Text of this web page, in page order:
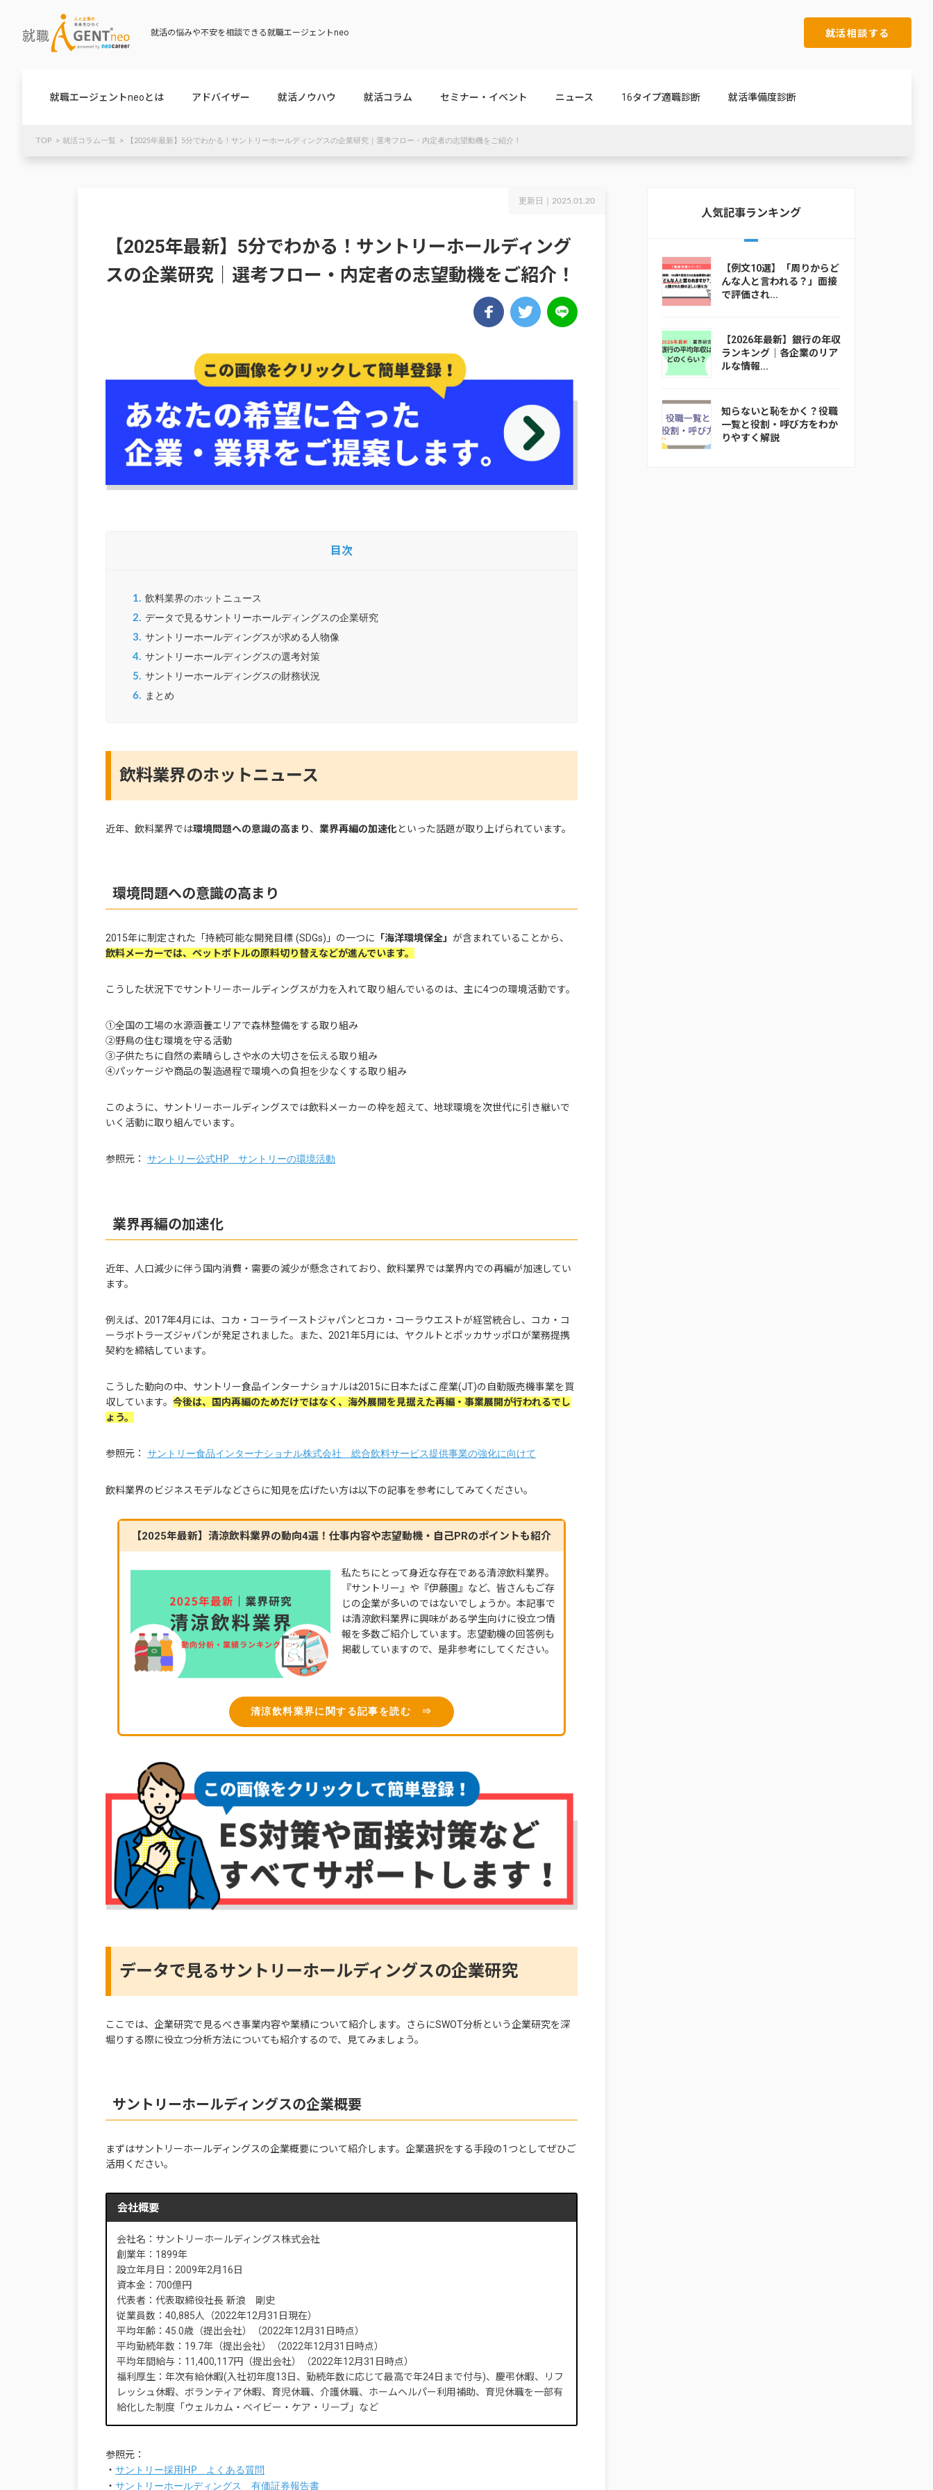
就活の悩みや不安を相談できる就職エージェントneo 就活相談する
就職エージェントneoとは アドバイザー 就活ノウハウ 就活コラム セミナー・イベント ニュース 16タイプ適職診断 就活準備度診断
TOP 就活コラム一覧 【2025年最新】5分でわかる！サントリーホールディングスの企業研究｜選考フロー・内定者の志望動機をご紹介！
更新日｜ 2025.01.20
【2025年最新】5分でわかる！サントリーホールディング
スの企業研究｜選考フロー・内定者の志望動機をご紹介！
目次
1. 飲料業界のホットニュース
2. データで見るサントリーホールディングスの企業研究
3. サントリーホールディングスが求める人物像
4. サントリーホールディングスの選考対策
5. サントリーホールディングスの財務状況
6. まとめ
飲料業界のホットニュース
近年、飲料業界では環境問題への意識の高まり、 業界再編の加速化といった話題が取り上げられています。
環境問題への意識の高まり
2015年に制定された「持続可能な開発目標 (SDGs)」の一つに 「海洋環境保全」 が含まれていることから、
飲料メーカーでは、ペットボトルの原料切り替えなどが進んでいます。
こうした状況下でサントリーホールディングスが力を入れて取り組んでいるのは、主に4つの環境活動です。
①全国の工場の水源涵養エリアで森林整備をする取り組み
②野鳥の住む環境を守る活動
③子供たちに自然の素晴らしさや水の大切さを伝える取り組み
④パッケージや商品の製造過程で環境への負担を少なくする取り組み
このように、サントリーホールディングスでは飲料メーカーの枠を超えて、地球環境を次世代に引き継いで
いく活動に取り組んでいます。
参照元： サントリー公式HP サントリーの環境活動
業界再編の加速化
近年、人口減少に伴う国内消費・需要の減少が懸念されており、飲料業界では業界内での再編が加速してい
ます。
例えば、2017年4月には、コカ・コーライーストジャパンとコカ・コーラウエストが経営統合し、コカ・コ
ーラボトラーズジャパンが発足されました。また、2021年5月には、ヤクルトとポッカサッポロが業務提携
契約を締結しています。
こうした動向の中、サントリー食品インターナショナルは2015に日本たばこ産業(JT)の自動販売機事業を買
収しています。 今後は、国内再編のためだけではなく、海外展開を見据えた再編・事業展開が行われるでし
ょう。
参照元： サントリー食品インターナショナル株式会社 総合飲料サービス提供事業の強化に向けて
飲料業界のビジネスモデルなどさらに知見を広げたい方は以下の記事を参考にしてみてください。
【2025年最新】清涼飲料業界の動向4選！仕事内容や志望動機・自己PRのポイントも紹介
私たちにとって身近な存在である清涼飲料業界。
『サントリー』や『伊藤園』など、皆さんもご存
じの企業が多いのではないでしょうか。本記事で
は清涼飲料業界に興味がある学生向けに役立つ情
報を多数ご紹介しています。志望動機の回答例も
掲載していますので、是非参考にしてください。
清涼飲料業界に関する記事を読む ⇒
データで見るサントリーホールディングスの企業研究
ここでは、企業研究で見るべき事業内容や業績について紹介します。さらにSWOT分析という企業研究を深
堀りする際に役立つ分析方法についても紹介するので、見てみましょう。
サントリーホールディングスの企業概要
まずはサントリーホールディングスの企業概要について紹介します。企業選択をする手段の1つとしてぜひご
活用ください。
会社概要
会社名：サントリーホールディングス株式会社
創業年：1899年
設立年月日：2009年2月16日
資本金：700億円
代表者：代表取締役社長 新浪 剛史
従業員数：40,885人（2022年12月31日現在）
平均年齢：45.0歳（提出会社）（2022年12月31日時点）
平均勤続年数：19.7年（提出会社）（2022年12月31日時点）
平均年間給与：11,400,117円（提出会社）（2022年12月31日時点）
福利厚生：年次有給休暇(入社初年度13日、勤続年数に応じて最高で年24日まで付与)、慶弔休暇、リフ
レッシュ休暇、ボランティア休暇、育児休職、介護休職、ホームヘルパー利用補助、育児休職を一部有
給化した制度「ウェルカム・ベイビー・ケア・リーブ」など
参照元：
・ サントリー採用HP よくある質問
・ サントリーホールディングス 有価証券報告書
人気記事ランキング
【例文10選】「周りからど
んな人と言われる？」面接
で評価され...
【2026年最新】銀行の年収
ランキング｜各企業のリア
ルな情報...
知らないと恥をかく？役職
一覧と役割・呼び方をわか
りやすく解説